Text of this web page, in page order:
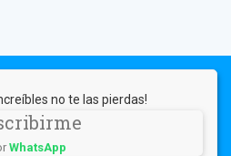
no te las pierdas!
WhatsApp